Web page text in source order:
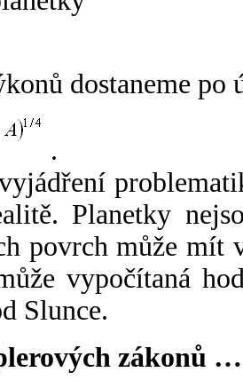
dostaneme po
.
Planetky
povrch může mít
vypočítaná
Slunce.
zákonů …